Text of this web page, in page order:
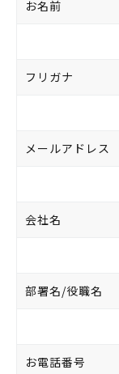
お名前
フリガナ
メールアドレス
会社名
部署名/役職名
お電話番号